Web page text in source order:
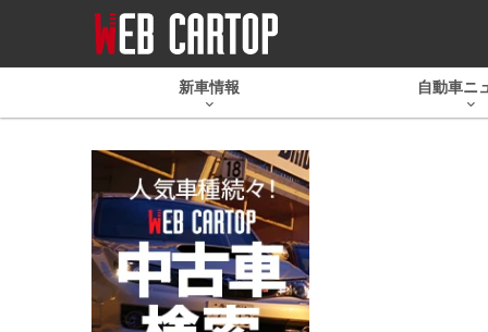
新車情報 自動車ニ